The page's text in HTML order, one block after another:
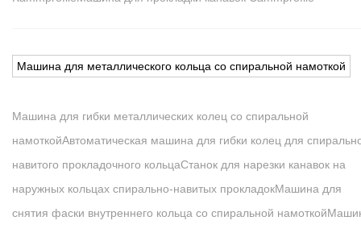
Машина для металлического кольца со спиральной намоткой
Машина для гибки металлических колец со спиральной
намоткойАвтоматическая машина для гибки колец для
навитого прокладочного кольцаСтанок для нарезки канавок на
наружных кольцах спирально-навитых прокладокМашина для
снятия фаски внутреннего кольца со спиральной намоткой